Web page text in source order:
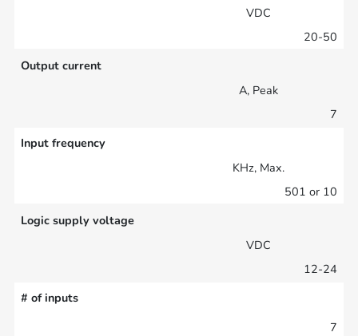
VDC
20-50
Output current
A, Peak
7
Input frequency
KHz, Max.
501 or 10
Logic supply voltage
VDC
12-24
# of inputs
7